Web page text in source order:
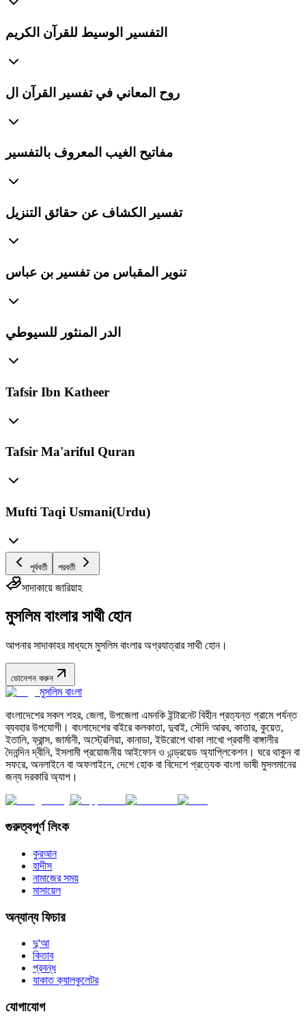
التفسير الوسيط للقرآن الكريم
روح المعاني في تفسير القرآن ال
مفاتيح الغيب المعروف بالتفسير
تفسير الكشاف عن حقائق التنزيل
تنوير المقباس من تفسير بن عباس
الدر المنثور للسيوطي
Tafsir Ibn Katheer
Tafsir Ma'ariful Quran
Mufti Taqi Usmani(Urdu)
পূর্ববর্তী পরবর্তী
সাদাকায়ে জারিয়াহ
মুসলিম বাংলার সাথী হোন
আপনার সাদাকাহর মাধ্যমে মুসলিম বাংলার অগ্রযাত্রার সাথী হোন।
ডোনেশন করুন
মুসলিম বাংলা
বাংলাদেশের সকল শহর, জেলা, উপজেলা এমনকি ইন্টারনেট বিহীন প্রত্যন্ত গ্রামে পর্যন্ত
ব্যবহার উপযোগী। বাংলাদেশের বাইরে কলকাতা, দুবাই, সৌদি আরব, কাতার, কুয়েত,
ইতালি, ফ্রান্স, জার্মানী, অস্ট্রেলিয়া, কানাডা, ইউরোপে থাকা লাখো প্রবাসী বাঙ্গালীর
দৈনন্দিন দ্বীনি, ইসলামী প্রয়োজনীয় আইফোন ও এন্ড্রয়েড অ্যাপ্লিকেশন। ঘরে থাকুন বা
সফরে, অনলাইনে বা অফলাইনে, দেশে হোক বা বিদেশে প্রত্যেক বাংলা ভাষী মুসলমানের
জন্য দরকারি অ্যাপ।
গুরুত্বপূর্ণ লিংক
কুরআন
হাদীস
নামাজের সময়
মাসায়েল
অন্যান্য ফিচার
দু'আ
কিতাব
প্রবন্ধ
যাকাত ক্যালকুলেটর
যোগাযোগ